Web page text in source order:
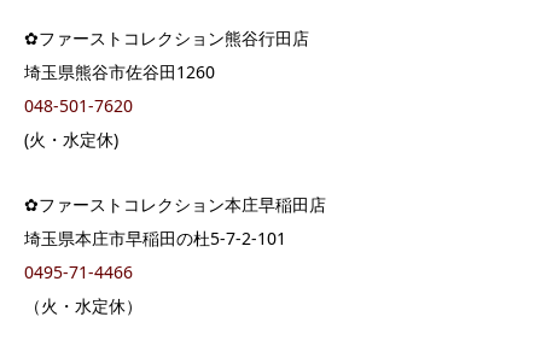
✿ファーストコレクション熊谷行田店
埼玉県熊谷市佐谷田1260
048-501-7620
(火・水定休)
✿ファーストコレクション本庄早稲田店
埼玉県本庄市早稲田の杜5-7-2-101
0495-71-4466
（火・水定休）